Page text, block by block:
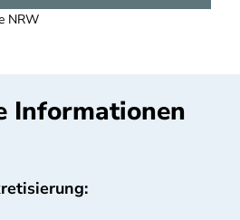
NRW
Informationen